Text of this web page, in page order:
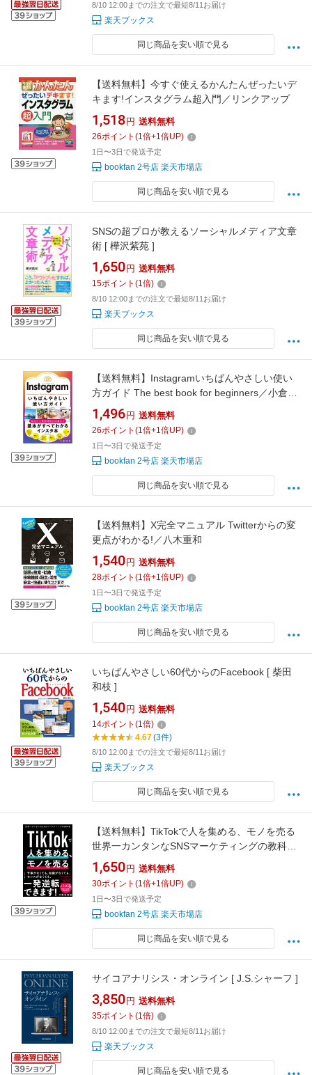
8/10 12:00までの注文で最短8/11お届け
楽天ブックス
同じ商品を安い順で見る
【送料無料】今すぐ使えるかんたんぜったいデ
キます!インスタグラム超入門／リンクアップ
1,518 円 送料無料
26ポイント (1倍+1倍UP)
1日〜3日で発送予定
bookfan 2号店 楽天市場店
同じ商品を安い順で見る
SNSの超プロが教えるソーシャルメディア文章
術 [ 樺沢紫苑 ]
1,650 円 送料無料
15ポイント (1倍)
8/10 12:00までの注文で最短8/11お届け
楽天ブックス
同じ商品を安い順で見る
【送料無料】Instagramいちばんやさしい使い
方ガイド The best book for beginners／小倉映
美
1,496 円 送料無料
26ポイント (1倍+1倍UP)
1日〜3日で発送予定
bookfan 2号店 楽天市場店
同じ商品を安い順で見る
【送料無料】X完全マニュアル Twitterからの変
更点がわかる!／八木重和
1,540 円 送料無料
28ポイント (1倍+1倍UP)
1日〜3日で発送予定
bookfan 2号店 楽天市場店
同じ商品を安い順で見る
いちばんやさしい60代からのFacebook [ 柴田
和枝 ]
1,540 円 送料無料
14ポイント (1倍)
4.67(3件)
8/10 12:00までの注文で最短8/11お届け
楽天ブックス
同じ商品を安い順で見る
【送料無料】TikTokで人を集める、モノを売る
世界一カンタンなSNSマーケティングの教科書
／中野友加里
1,650 円 送料無料
30ポイント (1倍+1倍UP)
1日〜3日で発送予定
bookfan 2号店 楽天市場店
同じ商品を安い順で見る
サイコアナリシス・オンライン [ J.S.シャーフ ]
3,850 円 送料無料
35ポイント (1倍)
8/10 12:00までの注文で最短8/11お届け
楽天ブックス
同じ商品を安い順で見る